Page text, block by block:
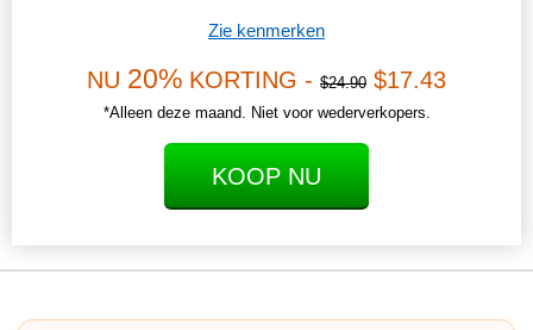
Zie kenmerken
NU 20% KORTING - $24.90 $17.43
*Alleen deze maand. Niet voor wederverkopers.
KOOP NU